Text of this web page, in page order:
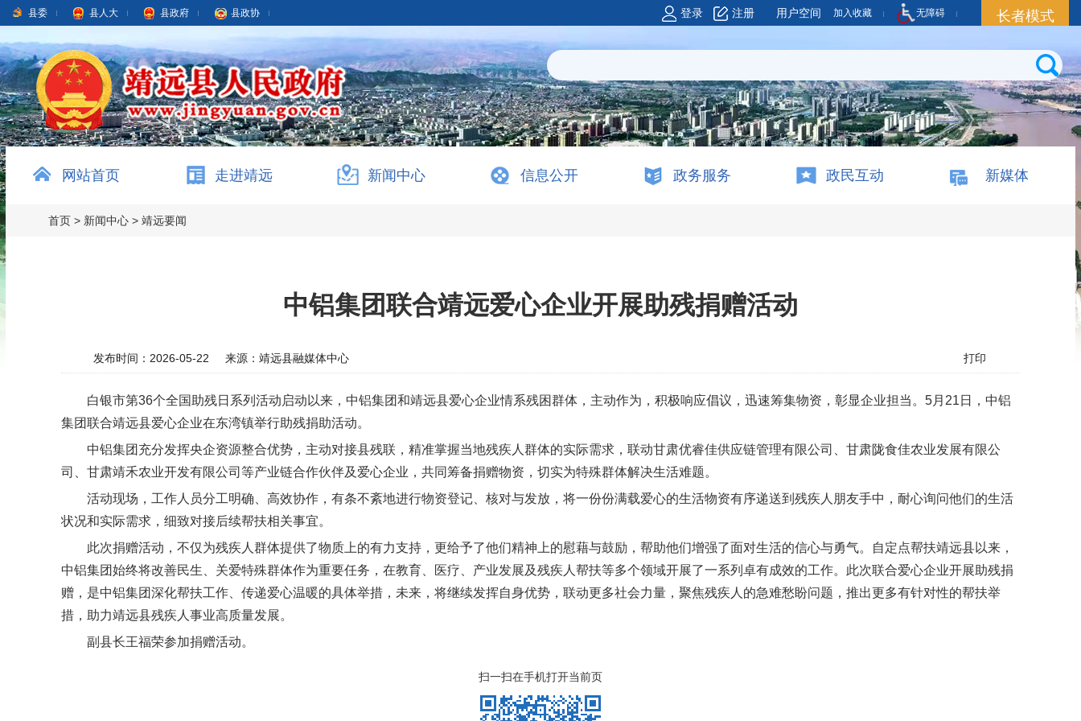
县委 县人大 县政府 县政协 长者模式
加入收藏 无障碍
登录 注册 用户空间
网站首页 走进靖远 新闻中心 信息公开 政务服务 政民互动 新媒体
首页 > 新闻中心 > 靖远要闻
中铝集团联合靖远爱心企业开展助残捐赠活动
发布时间：2026-05-22 来源：靖远县融媒体中心 打印
白银市第36个全国助残日系列活动启动以来，中铝集团和靖远县爱心企业情系残困群体，主动作为，积极响应倡议，迅速筹集物资，彰显企业担当。5月21日，中铝
集团联合靖远县爱心企业在东湾镇举行助残捐助活动。
中铝集团充分发挥央企资源整合优势，主动对接县残联，精准掌握当地残疾人群体的实际需求，联动甘肃优睿佳供应链管理有限公司、甘肃陇食佳农业发展有限公
司、甘肃靖禾农业开发有限公司等产业链合作伙伴及爱心企业，共同筹备捐赠物资，切实为特殊群体解决生活难题。
活动现场，工作人员分工明确、高效协作，有条不紊地进行物资登记、核对与发放，将一份份满载爱心的生活物资有序递送到残疾人朋友手中，耐心询问他们的生活
状况和实际需求，细致对接后续帮扶相关事宜。
此次捐赠活动，不仅为残疾人群体提供了物质上的有力支持，更给予了他们精神上的慰藉与鼓励，帮助他们增强了面对生活的信心与勇气。自定点帮扶靖远县以来，
中铝集团始终将改善民生、关爱特殊群体作为重要任务，在教育、医疗、产业发展及残疾人帮扶等多个领域开展了一系列卓有成效的工作。此次联合爱心企业开展助残捐
赠，是中铝集团深化帮扶工作、传递爱心温暖的具体举措，未来，将继续发挥自身优势，联动更多社会力量，聚焦残疾人的急难愁盼问题，推出更多有针对性的帮扶举
措，助力靖远县残疾人事业高质量发展。
副县长王福荣参加捐赠活动。
扫一扫在手机打开当前页